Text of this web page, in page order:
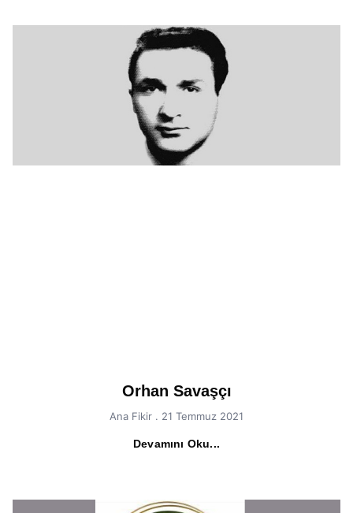
Orhan Savaşçı
Ana Fikir 21 Temmuz 2021
Devamını Oku...